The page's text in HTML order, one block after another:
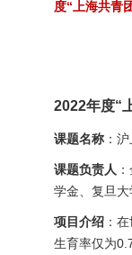
度“上海共青
2022年度“
课题名称 ：
课题负责人
学金、复旦
项目介绍 ：
生育率仅为